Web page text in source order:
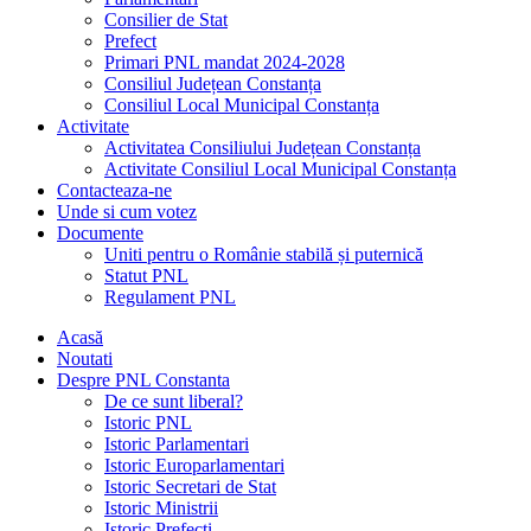
Consilier de Stat
Prefect
Primari PNL mandat 2024-2028
Consiliul Județean Constanța
Consiliul Local Municipal Constanța
Activitate
Activitatea Consiliului Județean Constanța
Activitate Consiliul Local Municipal Constanța
Contacteaza-ne
Unde si cum votez
Documente
Uniti pentru o Românie stabilă și puternică
Statut PNL
Regulament PNL
Acasă
Noutati
Despre PNL Constanta
De ce sunt liberal?
Istoric PNL
Istoric Parlamentari
Istoric Europarlamentari
Istoric Secretari de Stat
Istoric Ministrii